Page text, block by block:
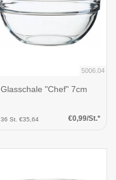
5006.04
Glasschale "Chef" 7cm
36 St. €35,64 €0,99/St.*